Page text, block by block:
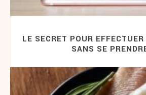
LE SECRET POUR
SANS SE